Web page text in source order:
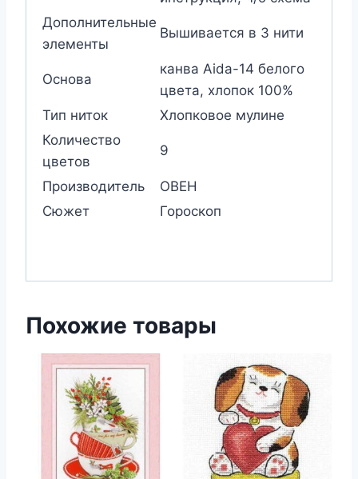
Дополнительные
элементы
Вышивается в 3 нити
Основа
канва Aida-14 белого
цвета, хлопок 100%
Тип ниток
Хлопковое мулине
Количество
цветов
9
Производитель
ОВЕН
Сюжет
Гороскоп
Похожие товары